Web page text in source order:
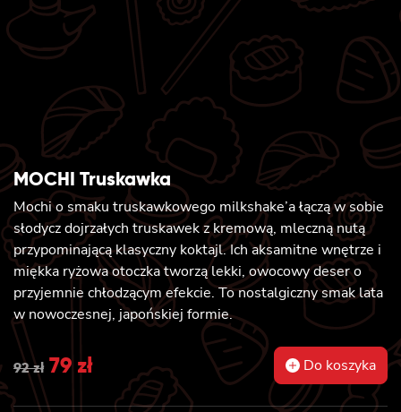
MOCHI Truskawka
Mochi o smaku truskawkowego milkshake’a łączą w sobie
słodycz dojrzałych truskawek z kremową, mleczną nutą
przypominającą klasyczny koktajl. Ich aksamitne wnętrze i
miękka ryżowa otoczka tworzą lekki, owocowy deser o
przyjemnie chłodzącym efekcie. To nostalgiczny smak lata
w nowoczesnej, japońskiej formie.
92zł Original
79 złCurrent
price
Do koszyka